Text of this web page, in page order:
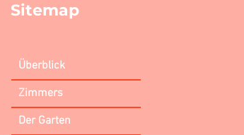
Sitemap
Überblick
Zimmers
Der Garten